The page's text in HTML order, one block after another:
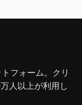
フォーム。クリ
人以上が利用し